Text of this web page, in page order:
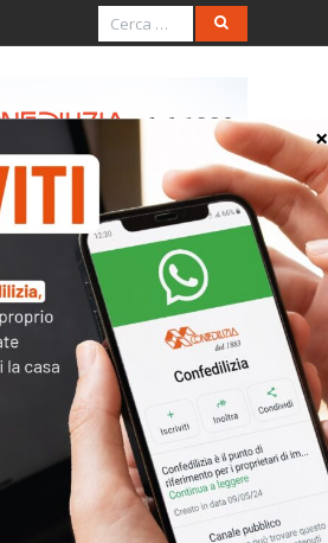
31.5.2016 –
più chiarezza